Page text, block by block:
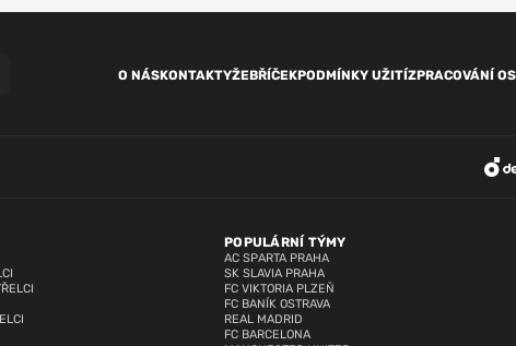
O NÁSKONTAKTYŽEBŘÍČEKPODMÍNKY UŽITÍZPRACOVÁNÍ
POPULÁRNÍ TÝMY
AC SPARTA PRAHA
SK SLAVIA PRAHA
FC VIKTORIA PLZEŇ
FC BANÍK OSTRAVA
REAL MADRID
FC BARCELONA